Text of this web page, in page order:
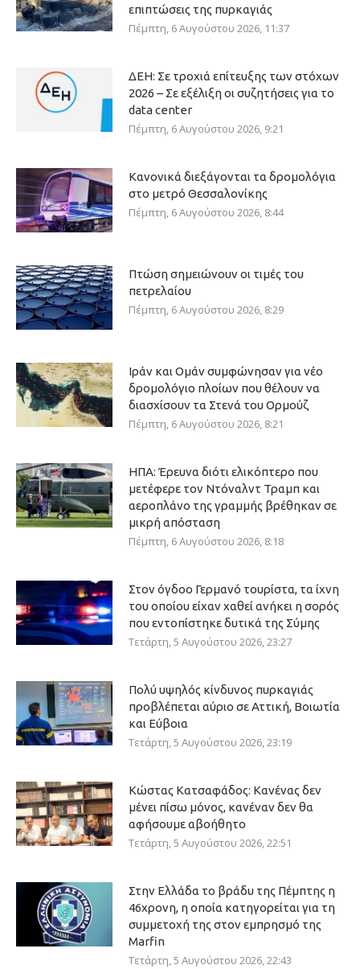
επιπτώσεις της πυρκαγιάς
Πέμπτη, 6 Αυγούστου 2026, 11:37
ΔΕΗ: Σε τροχιά επίτευξης των στόχων
2026 – Σε εξέλιξη οι συζητήσεις για το
data center
Πέμπτη, 6 Αυγούστου 2026, 9:21
Κανονικά διεξάγονται τα δρομολόγια
στο μετρό Θεσσαλονίκης
Πέμπτη, 6 Αυγούστου 2026, 8:44
Πτώση σημειώνουν οι τιμές του
πετρελαίου
Πέμπτη, 6 Αυγούστου 2026, 8:29
Ιράν και Ομάν συμφώνησαν για νέο
δρομολόγιο πλοίων που θέλουν να
διασχίσουν τα Στενά του Ορμούζ
Πέμπτη, 6 Αυγούστου 2026, 8:21
ΗΠΑ: Έρευνα διότι ελικόπτερο που
μετέφερε τον Ντόναλντ Τραμπ και
αεροπλάνο της γραμμής βρέθηκαν σε
μικρή απόσταση
Πέμπτη, 6 Αυγούστου 2026, 8:18
Στον όγδοο Γερμανό τουρίστα, τα ίχνη
του οποίου είχαν χαθεί ανήκει η σορός
που εντοπίστηκε δυτικά της Σύμης
Τετάρτη, 5 Αυγούστου 2026, 23:27
Πολύ υψηλός κίνδυνος πυρκαγιάς
προβλέπεται αύριο σε Αττική, Βοιωτία
και Εύβοια
Τετάρτη, 5 Αυγούστου 2026, 23:19
Κώστας Κατσαφάδος: Κανένας δεν
μένει πίσω μόνος, κανέναν δεν θα
αφήσουμε αβοήθητο
Τετάρτη, 5 Αυγούστου 2026, 22:51
Στην Ελλάδα το βράδυ της Πέμπτης η
46χρονη, η οποία κατηγορείται για τη
συμμετοχή της στον εμπρησμό της
Marfin
Τετάρτη, 5 Αυγούστου 2026, 22:43